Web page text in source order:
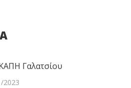
Γαλατσίου
2023